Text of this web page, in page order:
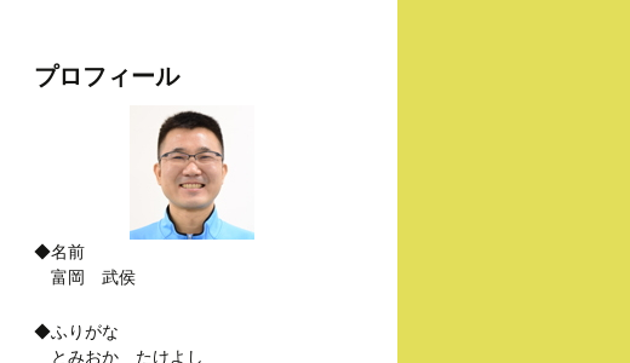
プロフィール
◆名前
富岡 武侯
◆ふりがな
とみおか たけよし